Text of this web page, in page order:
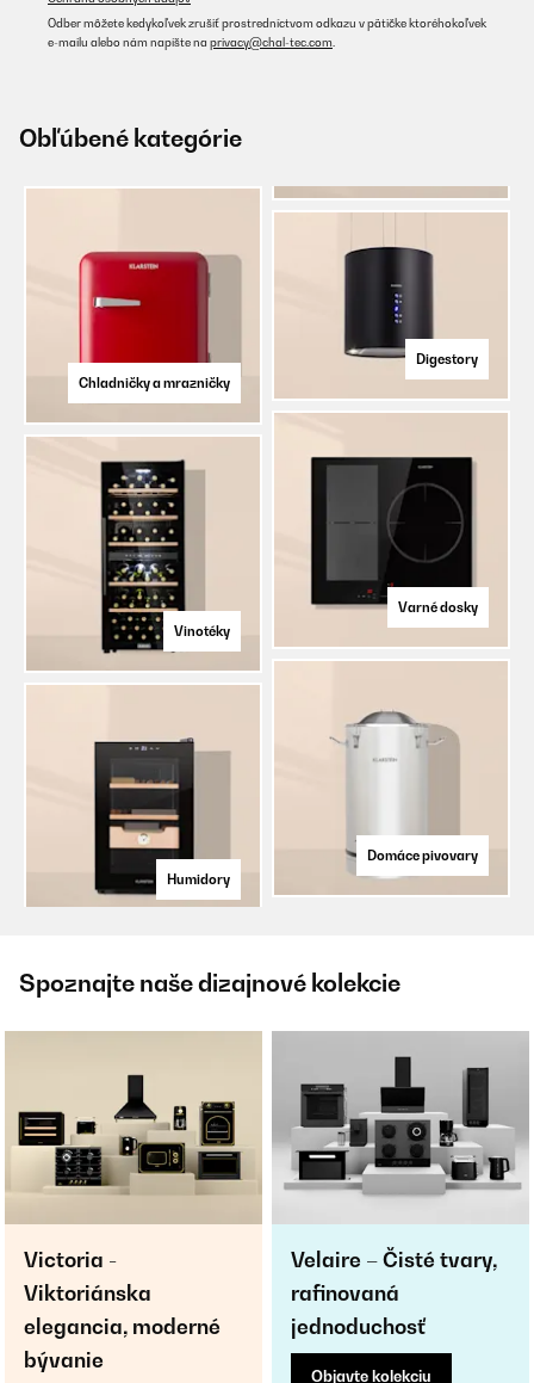
Odber môžete kedykoľvek zrušiť prostredníctvom odkazu v pätičke ktoréhokoľvek
e-mailu alebo nám napíšte na privacy@chal-tec.com
Obľúbené kategórie
Chladničky a mrazničky
Vinotéky
Humidory
Digestory
Varné dosky
Domáce pivovary
Spoznajte naše dizajnové kolekcie
Victoria -
Viktoriánska
elegancia, moderné
bývanie
Velaire – Čisté tvary,
rafinovaná
jednoduchosť
Objavte kolekciu